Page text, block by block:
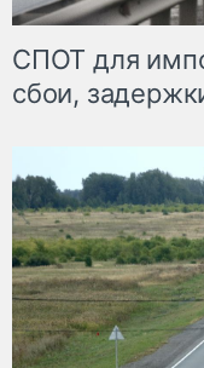
СПОТ для
сбои,